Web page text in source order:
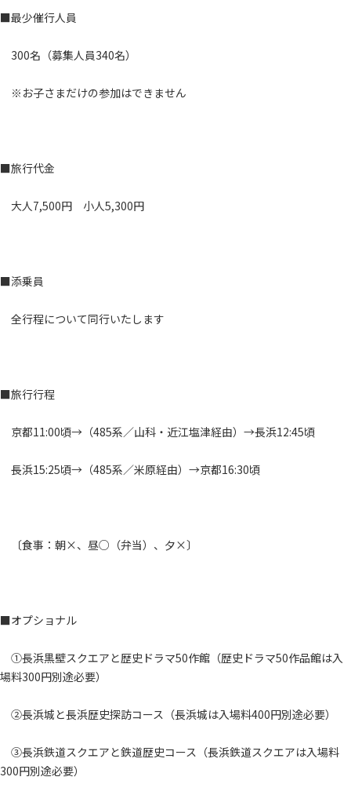
■最少催行人員
300名（募集人員340名）
※お子さまだけの参加はできません
■旅行代金
大人7,500円 小人5,300円
■添乗員
全行程について同行いたします
■旅行行程
京都11:00頃→（485系／山科・近江塩津経由）→長浜12:45頃
長浜15:25頃→（485系／米原経由）→京都16:30頃
〔食事：朝×、昼○（弁当）、夕×〕
■オプショナル
①長浜黒壁スクエアと歴史ドラマ50作館（歴史ドラマ50作品館は入
場料300円別途必要）
②長浜城と長浜歴史探訪コース（長浜城は入場料400円別途必要）
③長浜鉄道スクエアと鉄道歴史コース（長浜鉄道スクエアは入場料
300円別途必要）